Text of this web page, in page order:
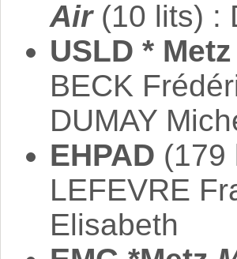
Air(10 lits) :
USLD * Metz
BECK
DUMAY
EHPAD (179
LEFEVRE
Elisabeth